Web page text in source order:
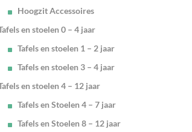
Hoogzit Accessoires
en stoelen 0 – 4 jaar
Tafels en stoelen 1 – 2 jaar
Tafels en stoelen 3 – 4 jaar
en stoelen 4 – 12 jaar
Tafels en Stoelen 4 – 7 jaar
Tafels en Stoelen 8 – 12 jaar